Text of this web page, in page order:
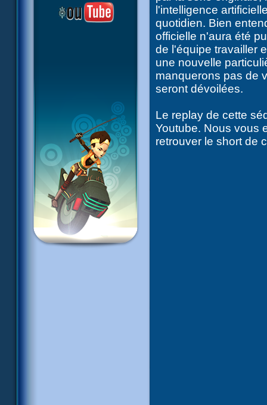
l'intelligence
quotidien. Bien
officielle n'aura été
de l'équipe travailler
une nouvelle
manquerons pas de
seront dévoilées.
Le replay de cette
Youtube. Nous vous
retrouver le short de